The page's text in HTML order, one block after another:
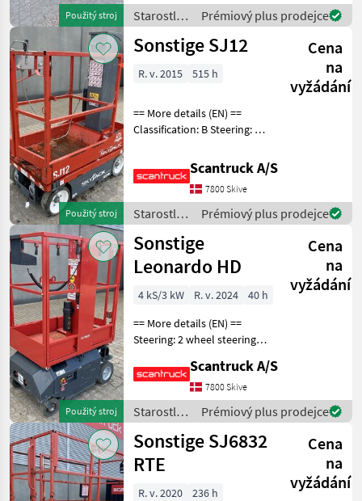
Zobrazit
vše
MARKETPLACE
Marketplace
Nabídky
prodejců
Použitý stroj
Starostlivosť
o stromy /
Sonstige
Prémiový plus prodejce
Použitý stroj
Sonstige SJ12
Cena
na
vyžádání
R. v. 2015 515 h
== More details (EN) ==
Classification: B Steering: 2
type: non-marking Wheel
rear type: non-marking
Battery (V): 24V Charger
brand/mod
Scantruck A/S
7800 Skive
Starostlivosť
o stromy /
Sonstige
Prémiový plus prodejce
Použitý stroj
Sonstige
Leonardo HD
Cena
na
vyžádání
4 kS/3 kW R. v. 2024
40 h
== More details (EN) ==
Steering: 2 wheel steering
marking tires Wheel rear
type: Non-marking tires
Lifting speed up/down
(sek.): 16/21 Plat
Scantruck A/S
7800 Skive
Starostlivosť
o stromy /
Sonstige
Prémiový plus prodejce
Sonstige SJ6832
RTE
Cena
na
vyžádání
R. v. 2020
236 h